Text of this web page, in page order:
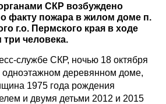
СКР возбуждено
факту пожара в жилом доме п.
г.о. Пермского края в ходе
три человека.
службе СКР, ночью 18 октября
деревянном доме,
1975 года рождения
и двумя детьми 2012 и 2015